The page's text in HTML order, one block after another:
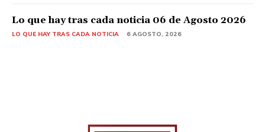
Lo que hay tras cada noticia 06 de Agosto 2026
LO QUE HAY TRAS CADA NOTICIA 6 AGOSTO, 2026